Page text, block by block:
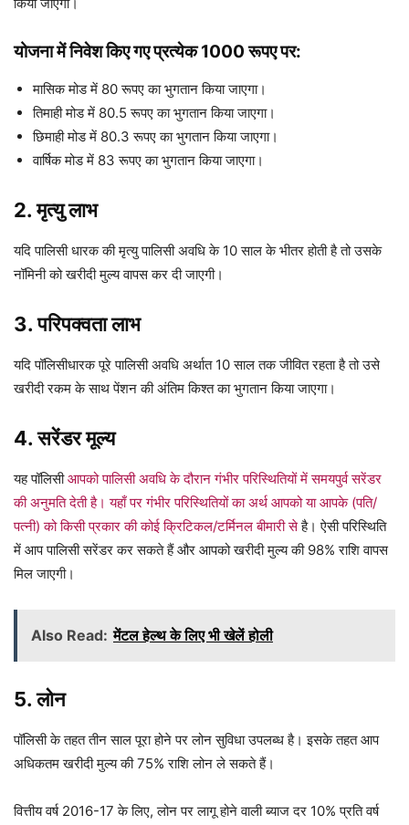
किया जाएगा।
योजना में निवेश किए गए प्रत्येक 1000 रूपए पर:
मासिक मोड में 80 रूपए का भुगतान किया जाएगा।
तिमाही मोड में 80.5 रूपए का भुगतान किया जाएगा।
छिमाही मोड में 80.3 रूपए का भुगतान किया जाएगा।
वार्षिक मोड में 83 रूपए का भुगतान किया जाएगा।
2. मृत्यु लाभ
यदि पालिसी धारक की मृत्यु पालिसी अवधि के 10 साल के भीतर होती है तो उसके
नॉमिनी को खरीदी मुल्य वापस कर दी जाएगी।
3. परिपक्वता लाभ
यदि पॉलिसीधारक पूरे पालिसी अवधि अर्थात 10 साल तक जीवित रहता है तो उसे
खरीदी रकम के साथ पेंशन की अंतिम किश्त का भुगतान किया जाएगा।
4. सरेंडर मूल्य
यह पॉलिसीआपको पालिसी अवधि के दौरान गंभीर परिस्थितियों में समयपुर्व सरेंडर
की अनुमति देती है। यहाँ पर गंभीर परिस्थितियों का अर्थ आपको या आपके (पति/
पत्नी) को किसी प्रकार की कोई क्रिटिकल/टर्मिनल बीमारी सेहै। ऐसी परिस्थिति
में आप पालिसी सरेंडर कर सकते हैं और आपको खरीदी मुल्य की 98% राशि वापस
मिल जाएगी।
Also Read: मेंटल हेल्थ के लिए भी खेलें होली
5. लोन
पॉलिसी के तहत तीन साल पूरा होने पर लोन सुविधा उपलब्ध है। इसके तहत आप
अधिकतम खरीदी मुल्य की 75% राशि लोन ले सकते हैं।
वित्तीय वर्ष 2016-17 के लिए, लोन पर लागू होने वाली ब्याज दर 10% प्रति वर्ष